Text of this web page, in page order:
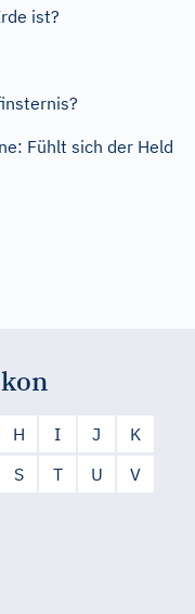
ist?
Fühlt sich der Held
H I J
K
S T U
V